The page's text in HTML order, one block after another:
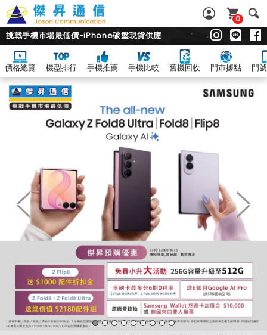
0
挑戰手機市場最低價~iPhone破盤現貨供應
價格總覽 機型排行 手機推薦 手機比較 舊機回收 門市據點 門